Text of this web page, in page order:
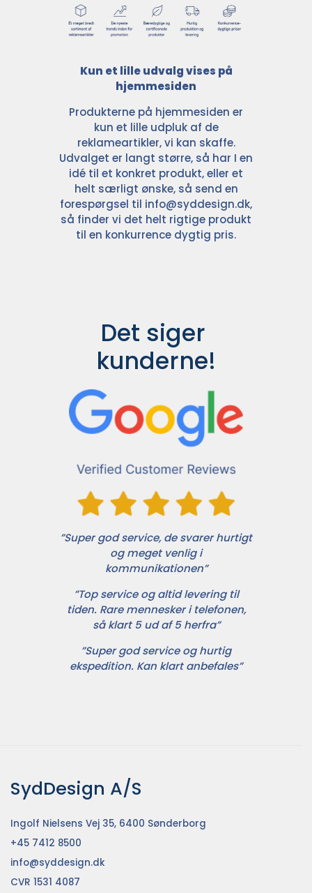
Kun et lille udvalg vises på
hjemmesiden
Produkterne på hjemmesiden er
kun et lille udpluk af de
reklameartikler, vi kan skaffe.
Udvalget er langt større, så har I en
idé til et konkret produkt, eller et
helt særligt ønske, så send en
forespørgsel til info@syddesign.dk,
så finder vi det helt rigtige produkt
til en konkurrence dygtig pris.
Det siger
kunderne!
”Super god service, de svarer hurtigt
og meget venlig i
kommunikationen”
”Top service og altid levering til
tiden. Rare mennesker i telefonen,
så klart 5 ud af 5 herfra”
”Super god service og hurtig
ekspedition. Kan klart anbefales”
SydDesign A/S
Ingolf Nielsens Vej 35, 6400 Sønderborg
+45 7412 8500
info@syddesign.dk
CVR 1531 4087